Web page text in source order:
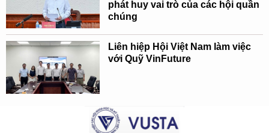
phát huy vai trò của các hội quần
chúng
Liên hiệp Hội Việt Nam làm việc
với Quỹ VinFuture